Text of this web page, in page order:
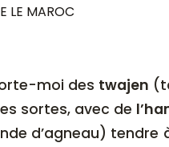
moi des twajen
sortes, avec de
d’agneau) tendre